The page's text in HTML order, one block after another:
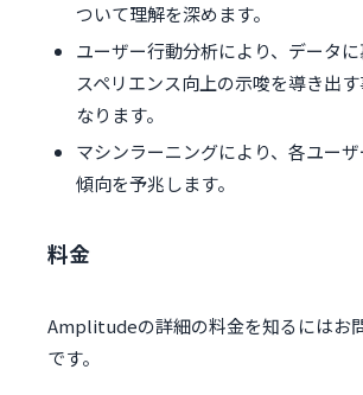
ついて理解を深めます。
ユーザー行動分析により、データ
スペリエンス向上の示唆を導き出
なります。
マシンラーニングにより、各ユー
傾向を予兆します。
料金
Amplitudeの詳細の料金を知るにはお
です。